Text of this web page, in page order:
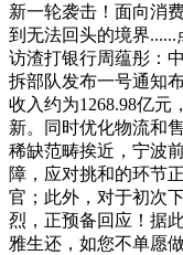
新一轮袭击！面向消
到无法回头的境界......
访渣打银行周蕴彤：
拆部队发布一号通知
收入约为1268.98亿元
新。同时优化物流和
稀缺范畴挨近，宁波
障，应对挑和的环节
官；此外，对于初次
烈，正预备回应！据
雅生还，如您不单愿